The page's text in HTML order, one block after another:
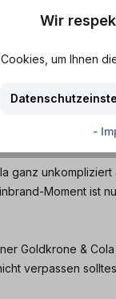
perfekte
versetzen
bei Grillabenden
ganz unkompliziert
Moment ist
Goldkrone &
verpassen
Wir
um Ihnen
-